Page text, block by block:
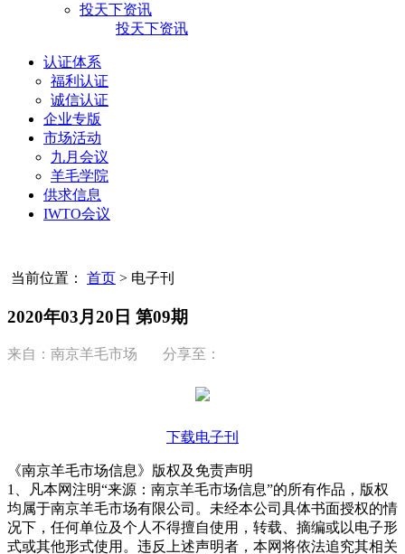
投天下资讯
投天下资讯
认证体系
福利认证
诚信认证
企业专版
市场活动
九月会议
羊毛学院
供求信息
IWTO会议
当前位置： 首页 > 电子刊
2020年03月20日 第09期
来自：南京羊毛市场 分享至：
下载电子刊
《南京羊毛市场信息》版权及免责声明
1、凡本网注明“来源：南京羊毛市场信息”的所有作品，版权
均属于南京羊毛市场有限公司。未经本公司具体书面授权的情
况下，任何单位及个人不得擅自使用，转载、摘编或以电子形
式或其他形式使用。违反上述声明者，本网将依法追究其相关